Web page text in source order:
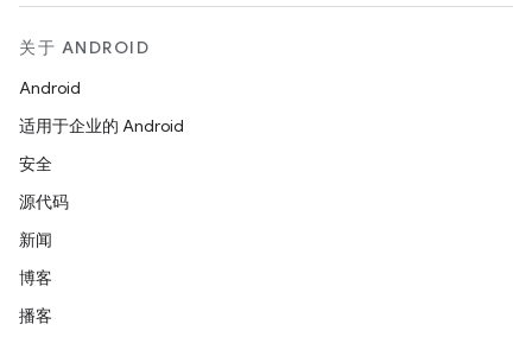
关于 ANDROID
Android
适用于企业的 Android
安全
源代码
新闻
博客
播客